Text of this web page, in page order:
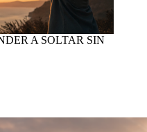
A SOLTAR SIN